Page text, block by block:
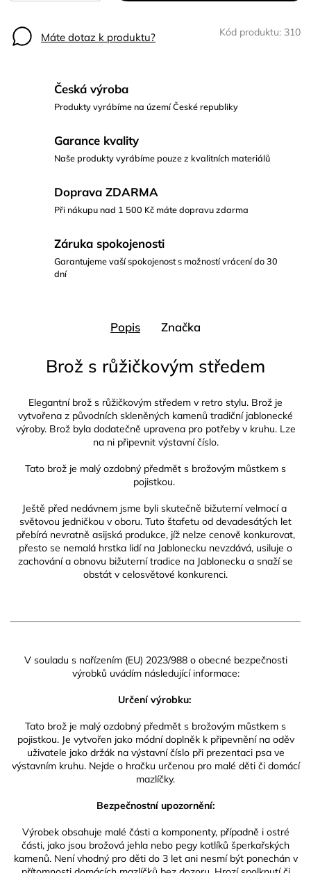
Máte dotaz k produktu? Kód produktu: 310
Česká výroba
Produkty vyrábíme na území České republiky
Garance kvality
Naše produkty vyrábíme pouze z kvalitních materiálů
Doprava ZDARMA
Při nákupu nad 1 500 Kč máte dopravu zdarma
Záruka spokojenosti
Garantujeme vaší spokojenost s možností vrácení do 30
dní
Popis Značka
Brož s růžičkovým středem
Elegantní brož s růžičkovým středem v retro stylu. Brož je
vytvořena z původních skleněných kamenů tradiční jablonecké
výroby. Brož byla dodatečně upravena pro potřeby v kruhu. Lze
na ni připevnit výstavní číslo.
Tato brož je malý ozdobný předmět s brožovým můstkem s
pojistkou.
Ještě před nedávnem jsme byli skutečně bižuterní velmocí a
světovou jedničkou v oboru. Tuto štafetu od devadesátých let
přebírá nevratně asijská produkce, jíž nelze cenově konkurovat,
přesto se nemalá hrstka lidí na Jablonecku nevzdává, usiluje o
zachování a obnovu bižuterní tradice na Jablonecku a snaží se
obstát v celosvětové konkurenci.
V souladu s nařízením (EU) 2023/988 o obecné bezpečnosti
výrobků uvádím následující informace:
Určení výrobku:
Tato brož je malý ozdobný předmět s brožovým můstkem s
pojistkou. Je vytvořen jako módní doplněk k připevnění na oděv
uživatele jako držák na výstavní číslo při prezentaci psa ve
výstavním kruhu. Nejde o hračku určenou pro malé děti či domácí
mazlíčky.
Bezpečnostní upozornění:
Výrobek obsahuje malé části a komponenty, případně i ostré
části, jako jsou brožová jehla nebo pegy kotlíků šperkařských
kamenů. Není vhodný pro děti do 3 let ani nesmí být ponechán v